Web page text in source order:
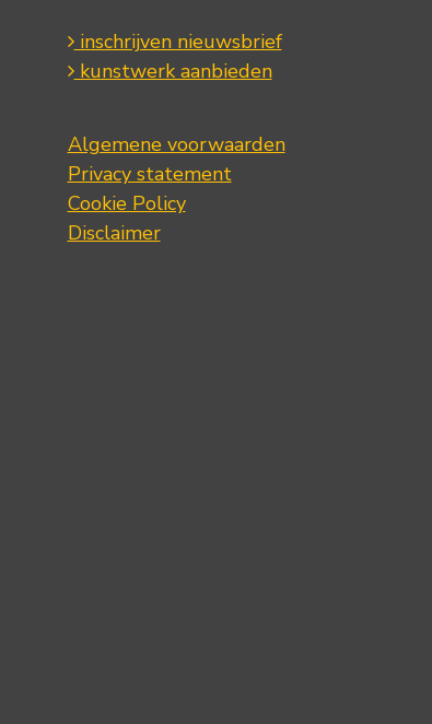
inschrijven nieuwsbrief
kunstwerk aanbieden
Algemene voorwaarden
Privacy statement
Cookie Policy
Disclaimer